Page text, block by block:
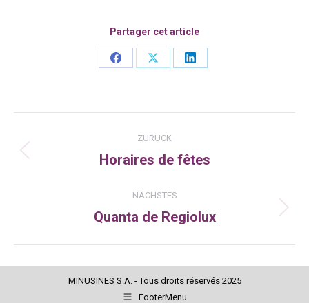
Partager cet article
Share
Share
Share
Kommentarnavigation
ZURÜCK
Vorheriger
Horaires de fêtes
NÄCHSTES
Nächster
Quanta de Regiolux
MINUSINES S.A. - Tous droits réservés 2025
FooterMenu